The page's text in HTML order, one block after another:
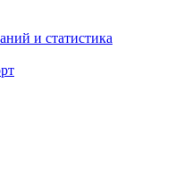
и статистика